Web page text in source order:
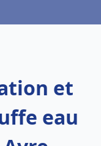
et
eau